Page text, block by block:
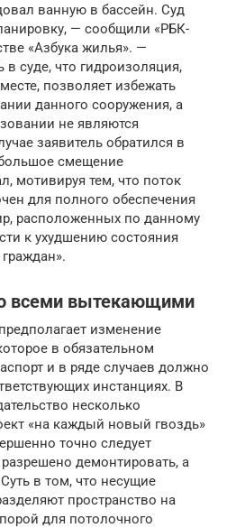
ванную в бассейн. Суд
— сообщили «РБК-
«Азбука жилья». —
в суде, что гидроизоляция,
позволяет избежать
данного сооружения, а
не являются
заявитель обратился в
смещение
мотивируя тем, что поток
для полного обеспечения
расположенных по данному
к ухудшению состояния
всеми вытекающими
изменение
в обязательном
и в ряде случаев должно
инстанциях. В
несколько
«на каждый новый гвоздь»
точно следует
демонтировать, а
в том, что несущие
пространство на
для потолочного